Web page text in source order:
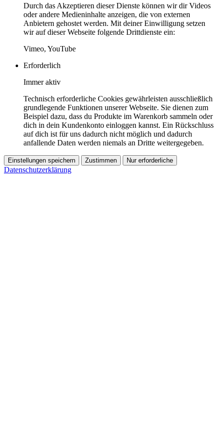
Durch das Akzeptieren dieser Dienste können wir dir Videos
oder andere Medieninhalte anzeigen, die von externen
Anbietern gehostet werden. Mit deiner Einwilligung setzen
wir auf dieser Webseite folgende Drittdienste ein:
Vimeo, YouTube
Erforderlich
Immer aktiv
Technisch erforderliche Cookies gewährleisten ausschließlich
grundlegende Funktionen unserer Webseite. Sie dienen zum
Beispiel dazu, dass du Produkte im Warenkorb sammeln oder
dich in dein Kundenkonto einloggen kannst. Ein Rückschluss
auf dich ist für uns dadurch nicht möglich und dadurch
anfallende Daten werden niemals an Dritte weitergegeben.
Einstellungen speichern Zustimmen Nur erforderliche
Datenschutzerklärung